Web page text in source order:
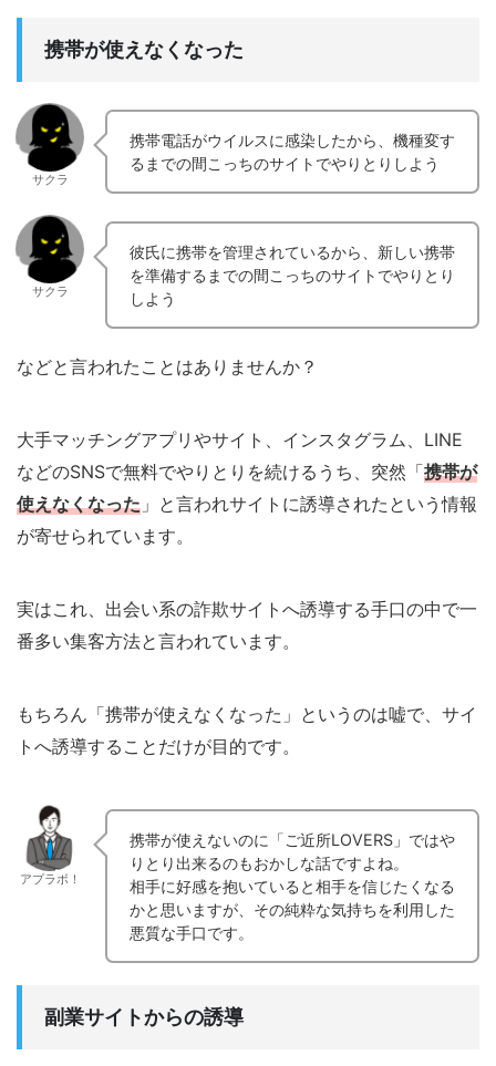
携帯が使えなくなった
サクラ
携帯電話がウイルスに感染したから、機種変す
るまでの間こっちのサイトでやりとりしよう
サクラ
彼氏に携帯を管理されているから、新しい携帯
を準備するまでの間こっちのサイトでやりとり
しよう
などと言われたことはありませんか？
大手マッチングアプリやサイト、インスタグラム、LINE
などのSNSで無料でやりとりを続けるうち、突然「携帯が
使えなくなった 」と言われサイトに誘導されたという情報
が寄せられています。
実はこれ、出会い系の詐欺サイトへ誘導する手口の中で一
番多い集客方法と言われています。
もちろん「携帯が使えなくなった」というのは嘘で、サイ
トへ誘導することだけが目的です。
アプラボ！
携帯が使えないのに「ご近所LOVERS」ではや
りとり出来るのもおかしな話ですよね。
相手に好感を抱いていると相手を信じたくなる
かと思いますが、その純粋な気持ちを利用した
悪質な手口です。
副業サイトからの誘導